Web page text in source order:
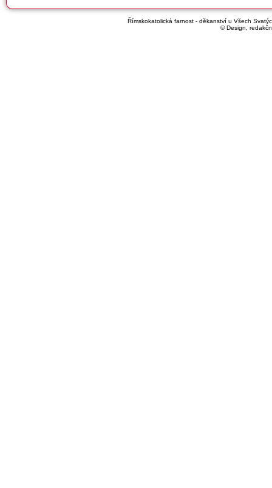
Římskokatolická farnost - děkanství u Všech
© Design,